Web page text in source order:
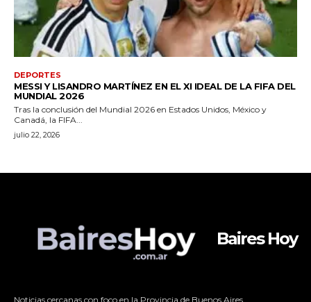
Baires Hoy
Noticias cercanas con foco en la Provincia de Buenos Aires